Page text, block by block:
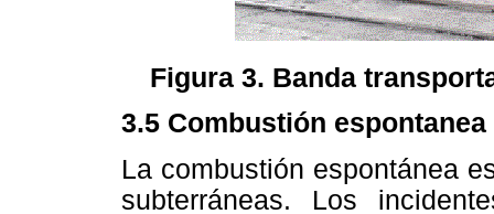
Figura 3. Banda
3.5 Combustión espontanea
La combustión espontánea
subterráneas. Los